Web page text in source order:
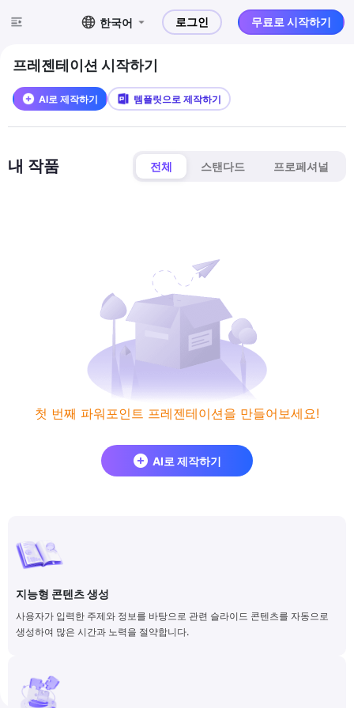
한국어 로그인 무료로 시작하기
프레젠테이션 시작하기
AI로 제작하기 템플릿으로 제작하기
내 작품 전체 스탠다드 프로페셔널
첫 번째 파워포인트 프레젠테이션을 만들어보세요!
AI로 제작하기
지능형 콘텐츠 생성
사용자가 입력한 주제와 정보를 바탕으로 관련 슬라이드 콘텐츠를 자동으로
생성하여 많은 시간과 노력을 절약합니다.